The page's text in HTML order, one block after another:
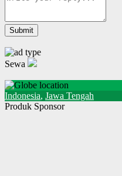
Sewa
Indonesia, Jawa Tengah
Produk Sponsor